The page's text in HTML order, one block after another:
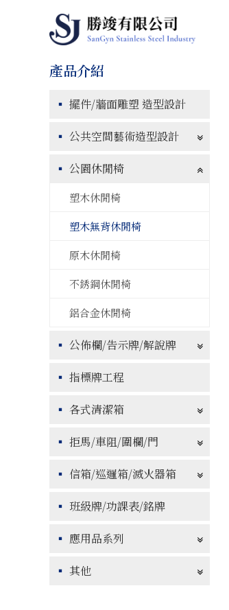
擺件/牆面雕塑 造型設計
公共空間藝術造型設計
公園休閒椅
塑木休閒椅
塑木無背休閒椅
原木休閒椅
不銹鋼休閒椅
鋁合金休閒椅
公佈欄/告示牌/解說牌
指標牌工程
各式清潔箱
拒馬/車阻/圍欄/門
信箱/巡邏箱/滅火器箱
班級牌/功課表/銘牌
應用品系列
其他